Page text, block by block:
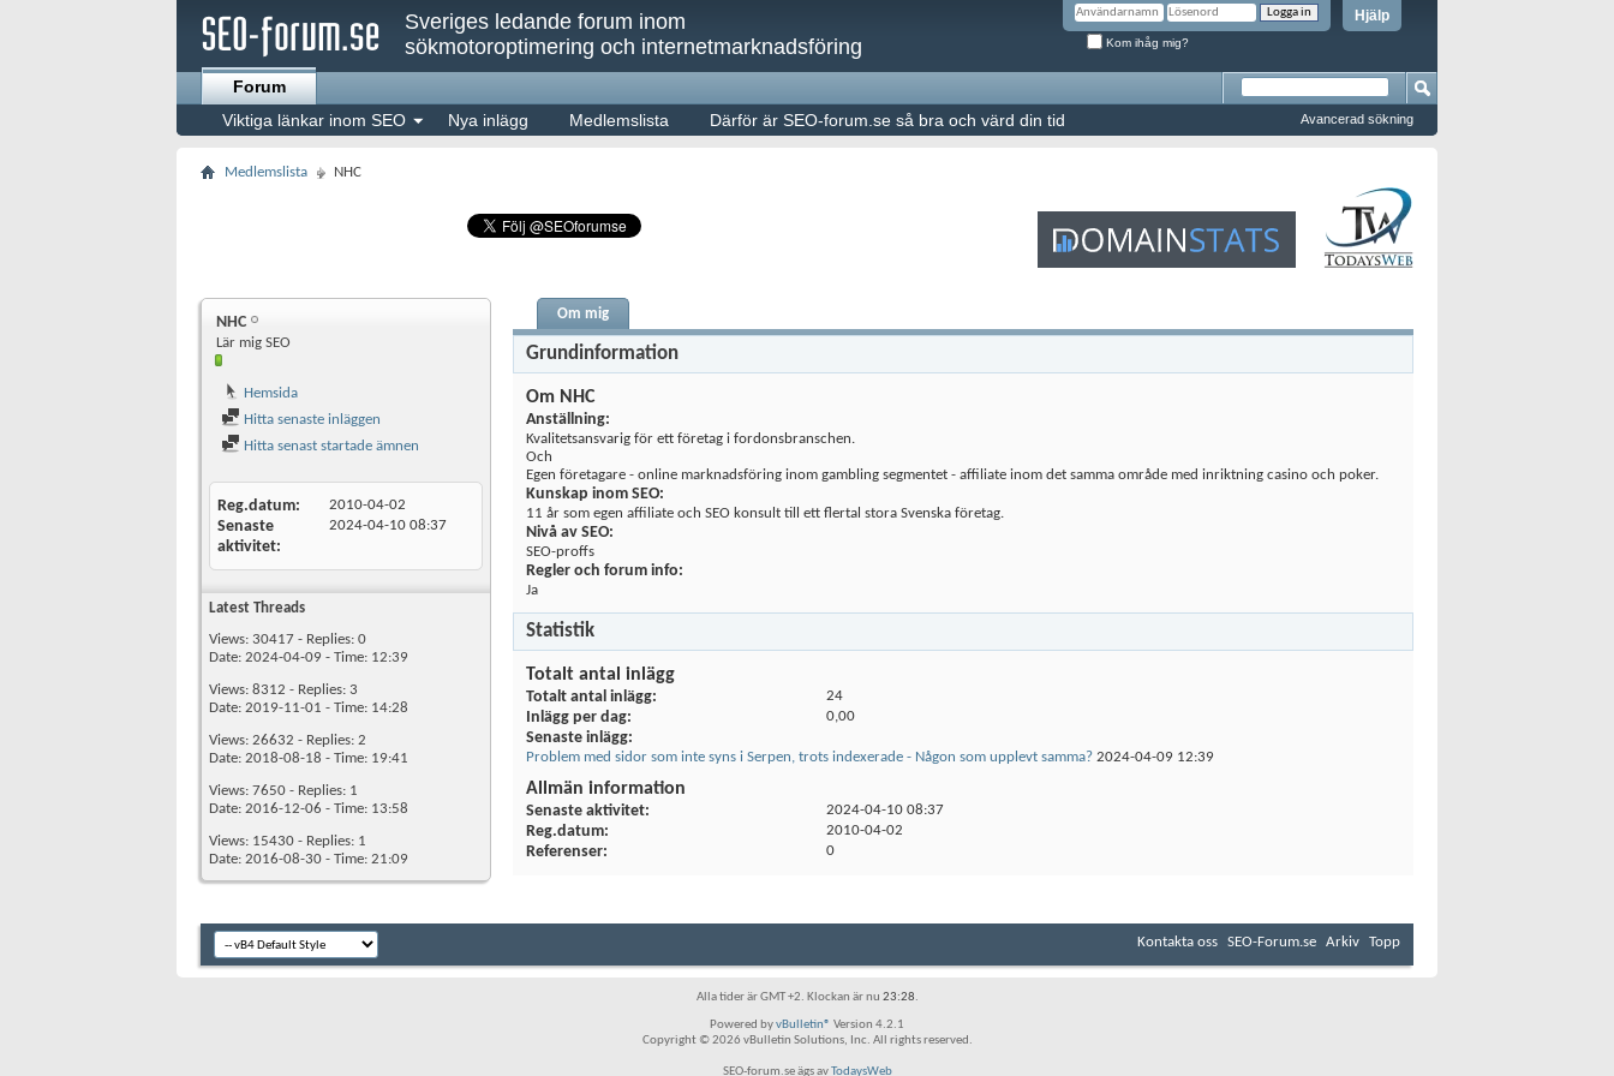
Hjälp
Kom ihåg mig?
Sveriges ledande forum inom
sökmotoroptimering och internetmarknadsföring
Forum
Viktiga länkar inom SEO
Nya inlägg Medlemslista Därför är SEO-forum.se så bra och värd din tid Avancerad sökning
Medlemslista NHC
NHC
Lär mig SEO
Hemsida
Hitta senaste inläggen
Hitta senast startade ämnen
Reg.datum 2010-04-02
Senaste
aktivitet
2024-04-10 08:37
Latest Threads
Views: 30417 - Replies: 0
Date: 2024-04-09 - Time: 12:39
Views: 8312 - Replies: 3
Date: 2019-11-01 - Time: 14:28
Views: 26632 - Replies: 2
Date: 2018-08-18 - Time: 19:41
Views: 7650 - Replies: 1
Date: 2016-12-06 - Time: 13:58
Views: 15430 - Replies: 1
Date: 2016-08-30 - Time: 21:09
Om mig
Grundinformation
Om NHC
Anställning:
Kvalitetsansvarig för ett företag i fordonsbranschen.
Och
Egen företagare - online marknadsföring inom gambling segmentet - affiliate inom det samma område med inriktning casino och poker.
Kunskap inom SEO:
11 år som egen affiliate och SEO konsult till ett flertal stora Svenska företag.
Nivå av SEO:
SEO-proffs
Regler och forum info:
Ja
Statistik
Totalt antal inlägg
Totalt antal inlägg 24
Inlägg per dag 0,00
Senaste inlägg
Problem med sidor som inte syns i Serpen, trots indexerade - Någon som upplevt samma? 2024-04-09 12:39
Allmän information
Senaste aktivitet 2024-04-10 08:37
Reg.datum 2010-04-02
Referenser 0
Kontakta oss SEO-Forum.se Arkiv Topp
Alla tider är GMT +2. Klockan är nu 23:28.
Powered byvBulletin® Version 4.2.1
Copyright © 2026 vBulletin Solutions, Inc. All rights reserved.
SEO-forum.se ägs avTodaysWeb